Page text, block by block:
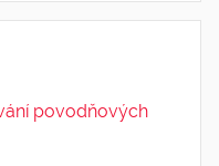
povodňových